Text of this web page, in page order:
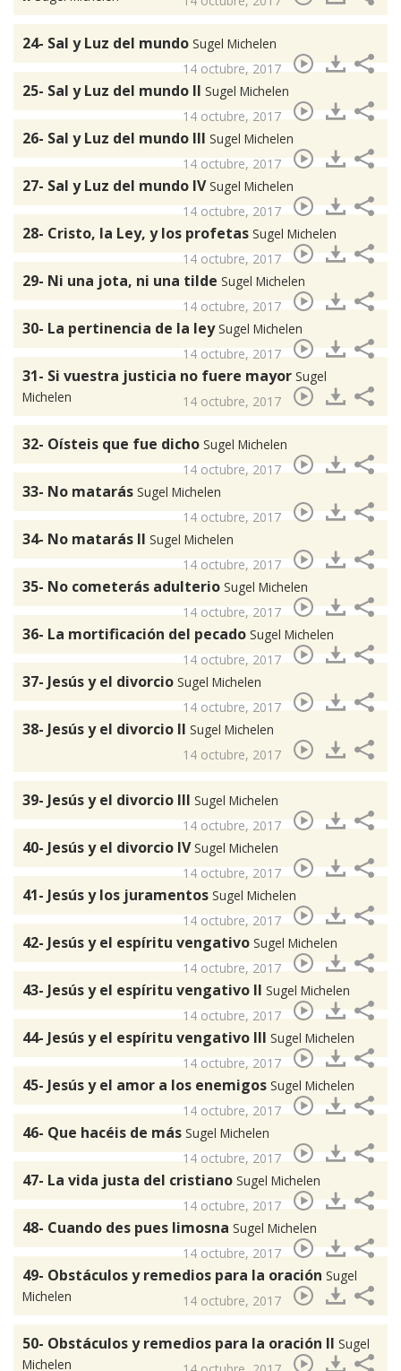
24- Sal y Luz del mundo Sugel Michelen
14 octubre, 2017
25- Sal y Luz del mundo II Sugel Michelen
14 octubre, 2017
26- Sal y Luz del mundo III Sugel Michelen
14 octubre, 2017
27- Sal y Luz del mundo IVSugel Michelen
14 octubre, 2017
28- Cristo, la Ley, y los profetas Sugel Michelen
14 octubre, 2017
29- Ni una jota, ni una tilde Sugel Michelen
14 octubre, 2017
30- La pertinencia de la leySugel Michelen
14 octubre, 2017
31- Si vuestra justicia no fuere mayor Sugel
Michelen
14 octubre, 2017
32- Oísteis que fue dicho Sugel Michelen
14 octubre, 2017
33- No matarás Sugel Michelen
14 octubre, 2017
34- No matarás II Sugel Michelen
14 octubre, 2017
35- No cometerás adulterio Sugel Michelen
14 octubre, 2017
36- La mortificación del pecado Sugel Michelen
14 octubre, 2017
37- Jesús y el divorcio Sugel Michelen
14 octubre, 2017
38- Jesús y el divorcio II Sugel Michelen
14 octubre, 2017
39- Jesús y el divorcio III Sugel Michelen
14 octubre, 2017
40- Jesús y el divorcio IVSugel Michelen
14 octubre, 2017
41- Jesús y los juramentos Sugel Michelen
14 octubre, 2017
42- Jesús y el espíritu vengativo Sugel Michelen
14 octubre, 2017
43- Jesús y el espíritu vengativo II Sugel Michelen
14 octubre, 2017
44- Jesús y el espíritu vengativo III Sugel Michelen
14 octubre, 2017
45- Jesús y el amor a los enemigos Sugel Michelen
14 octubre, 2017
46- Que hacéis de más Sugel Michelen
14 octubre, 2017
47- La vida justa del cristiano Sugel Michelen
14 octubre, 2017
48- Cuando des pues limosna Sugel Michelen
14 octubre, 2017
49- Obstáculos y remedios para la oración Sugel
Michelen
14 octubre, 2017
50- Obstáculos y remedios para la oración II Sugel
Michelen